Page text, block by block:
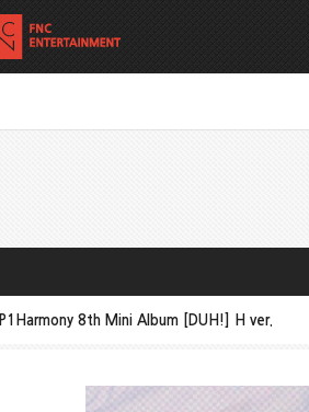
P1Harmony 8th Mini Album [DUH!] H ver.